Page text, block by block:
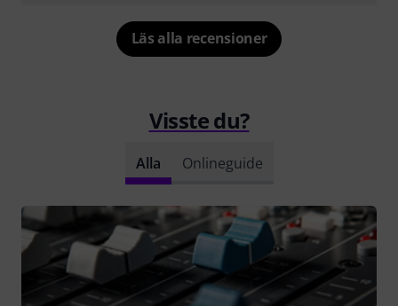
Läs alla recensioner
Visste du?
Alla Onlineguide